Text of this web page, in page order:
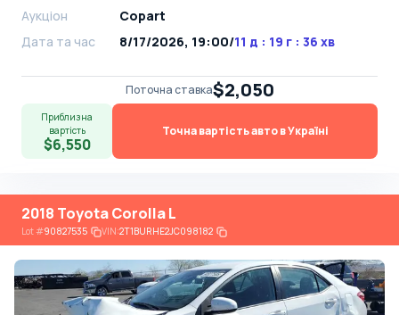
Аукціон
Copart
Дата та час
8/17/2026, 19:00/11 д : 19 г : 36 хв
Поточна ставка$2,050
Приблизна
вартість
$6,550
Точна вартість авто в Україні
2018 Toyota Corolla L
Lot#90827535 VIN:2T1BURHE2JC098182